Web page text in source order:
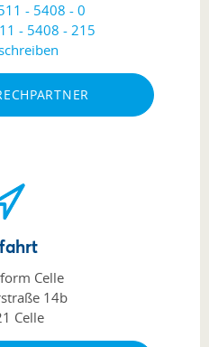
- 5408 - 0
- 5408 - 215
Celle
14b
Celle